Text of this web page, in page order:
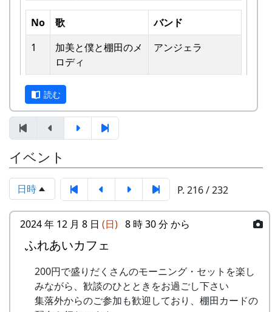
田んぼの真ん中で山積みの卵の箱を受け取り、バ
ンドメンバーで分けて持って帰ろうとしてたら、
他のバンドに目茶苦茶うらやましがられたのを覚
えています。
しばらくメンバーのお家では、おいしい“たまご
かけごはん”や“卵料理”を味わうことができ、「音
楽やっててよかったなあ」と思った瞬間でした
～。 (ポン四郎）
棚田のイネに
里山の自然と暮らしを守ろうと、全国に棚田オー
予告編
「この村に、喰われる」、「この村を、喰ってや
る」って、いやいやいや、岩座神はそんな村じゃ
ありませんよ。
No 歌
バンド
1
加美と僕と棚⽥のメ
ロディ
アンジェラ
2 歌おうみんなで
ワンス・アンド・フ
ォーエバー
4 僕の中のふるさと
H CORPORATION
II
棚⽥のイネに
メシアとポン四郎
バンド
6
ふるさと加美の⾥へ
7
棚⽥の⾵
アンジェラ
8
この町で
MASA BAND
読む
イベント
日時 P. 216 / 232
2024 年 12 月 8 日 (日) 8 時 30 分 から
ふれあいカフェ
200円で盛りだくさんのモーニング・セットを楽し
みながら、歓談のひとときをお過ごし下さい
集落外からのご参加も歓迎しており、棚田カードの